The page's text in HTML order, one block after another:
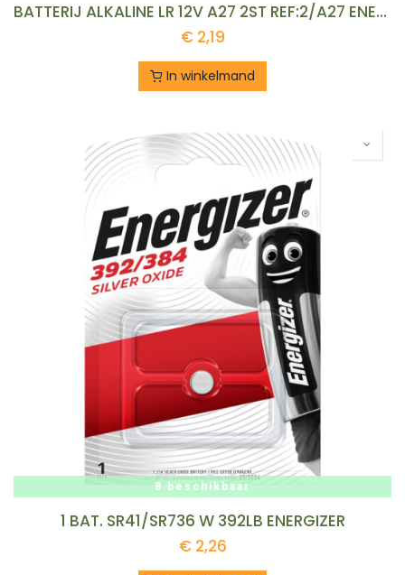
BATTERIJ ALKALINE LR 12V A27 2ST REF:2/A27 ENERGIZ
€ 2,19
In winkelmand
8 beschikbaar
1 BAT. SR41/SR736 W 392LB ENERGIZER
€ 2,26